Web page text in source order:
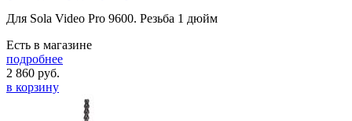
Для Sola Video Pro 9600. Резьба 1 дюйм
Есть в магазине
подробнее
2 860 руб.
в корзину